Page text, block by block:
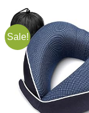
Sale!